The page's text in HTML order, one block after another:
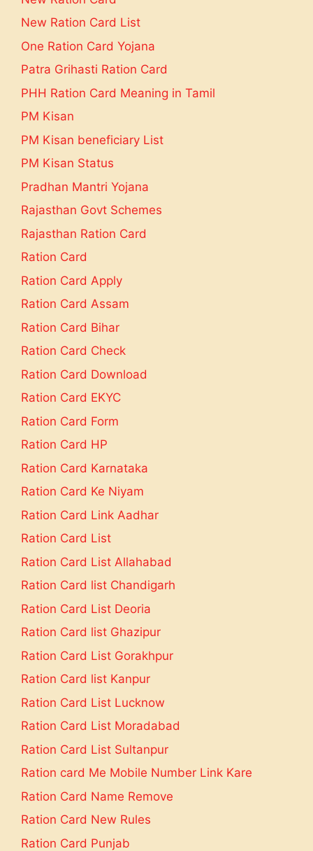
New Ration Card List
One Ration Card Yojana
Patra Grihasti Ration Card
PHH Ration Card Meaning in Tamil
PM Kisan
PM Kisan beneficiary List
PM Kisan Status
Pradhan Mantri Yojana
Rajasthan Govt Schemes
Rajasthan Ration Card
Ration Card
Ration Card Apply
Ration Card Assam
Ration Card Bihar
Ration Card Check
Ration Card Download
Ration Card EKYC
Ration Card Form
Ration Card HP
Ration Card Karnataka
Ration Card Ke Niyam
Ration Card Link Aadhar
Ration Card List
Ration Card List Allahabad
Ration Card list Chandigarh
Ration Card List Deoria
Ration Card list Ghazipur
Ration Card List Gorakhpur
Ration Card list Kanpur
Ration Card List Lucknow
Ration Card List Moradabad
Ration Card List Sultanpur
Ration card Me Mobile Number Link Kare
Ration Card Name Remove
Ration Card New Rules
Ration Card Punjab